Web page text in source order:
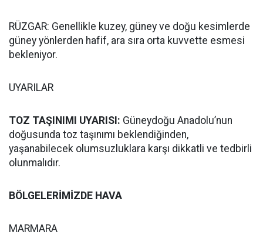
RÜZGAR: Genellikle kuzey, güney ve doğu kesimlerde
güney yönlerden hafif, ara sıra orta kuvvette esmesi
bekleniyor.
UYARILAR
TOZ TAŞINIMI UYARISI: Güneydoğu Anadolu’nun
doğusunda toz taşınımı beklendiğinden,
yaşanabilecek olumsuzluklara karşı dikkatli ve tedbirli
olunmalıdır.
BÖLGELERİMİZDE HAVA
MARMARA